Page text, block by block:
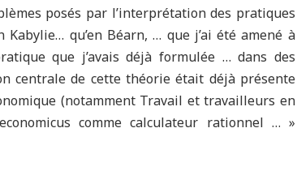
posés par l’interprétation des pratiques
qu’en Béarn, … que j’ai été amené à
que j’avais déjà formulée … dans des
centrale de cette théorie était déjà présente
(notamment Travail et travailleurs en
comme calculateur rationnel … »